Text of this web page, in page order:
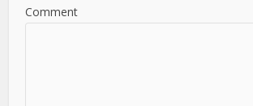
Comment